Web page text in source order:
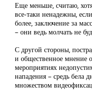
Еще меньше, считаю,
все-таки ненадежны,
более, заключение за
– они ведь молчать не
С другой стороны,
и общественное мнение
мероприятиях
нападения – средь бела
множеством